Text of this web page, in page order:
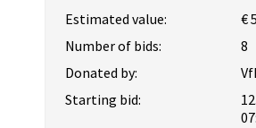
Estimated value:
€
Number of bids:
8
Donated by:
Starting bid: